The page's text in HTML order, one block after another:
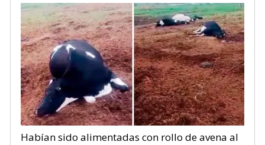
Habían sido alimentadas con rollo de avena al